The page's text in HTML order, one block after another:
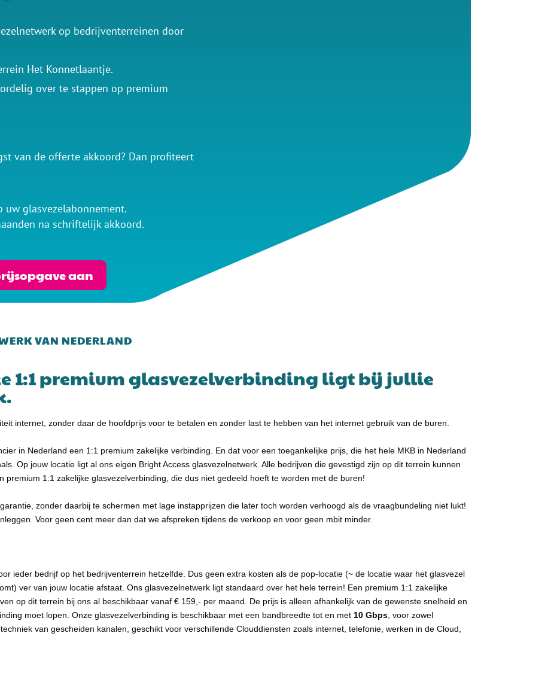
op bedrijventerreinen door
Het Konnetlaantje.
over te stappen op premium
van de offerte akkoord? Dan profiteert
glasvezelabonnement.
na schriftelijk akkoord.
aan
VAN NEDERLAND
1:1 premium glasvezelverbinding ligt bij jullie
internet, zonder daar de hoofdprijs voor te betalen en zonder last te hebben van het internet gebruik van de buren.
in Nederland een 1:1 premium zakelijke verbinding. En dat voor een toegankelijke prijs, die het hele MKB in Nederland
Op jouw locatie ligt al ons eigen Bright Access glasvezelnetwerk. Alle bedrijven die gevestigd zijn op dit terrein kunnen
premium 1:1 zakelijke glasvezelverbinding, die dus niet gedeeld hoeft te worden met de buren!
zonder daarbij te schermen met lage instapprijzen die later toch worden verhoogd als de vraagbundeling niet lukt!
Voor geen cent meer dan dat we afspreken tijdens de verkoop en voor geen mbit minder.
ieder bedrijf op het bedrijventerrein hetzelfde. Dus geen extra kosten als de pop-locatie (~ de locatie waar het glasvezel
ver van jouw locatie afstaat. Ons glasvezelnetwerk ligt standaard over het hele terrein! Een premium 1:1 zakelijke
op dit terrein bij ons al beschikbaar vanaf € 159,- per maand. De prijs is alleen afhankelijk van de gewenste snelheid en
moet lopen. Onze glasvezelverbinding is beschikbaar met een bandbreedte tot en met 10 Gbps , voor zowel
van gescheiden kanalen, geschikt voor verschillende Clouddiensten zoals internet, telefonie, werken in de Cloud,